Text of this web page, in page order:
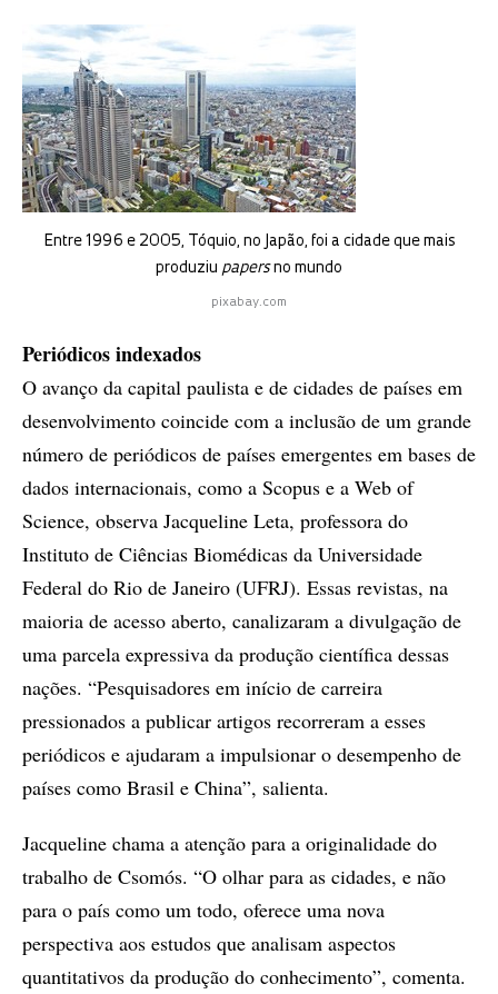
Entre 1996 e 2005, Tóquio, no Japão, foi a cidade que mais
produziu papersno mundo
pixabay.com
Periódicos indexados
O avanço da capital paulista e de cidades de países em
desenvolvimento coincide com a inclusão de um grande
número de periódicos de países emergentes em bases de
dados internacionais, como a Scopus e a Web of
Science, observa Jacqueline Leta, professora do
Instituto de Ciências Biomédicas da Universidade
Federal do Rio de Janeiro (UFRJ). Essas revistas, na
maioria de acesso aberto, canalizaram a divulgação de
uma parcela expressiva da produção científica dessas
nações. “Pesquisadores em início de carreira
pressionados a publicar artigos recorreram a esses
periódicos e ajudaram a impulsionar o desempenho de
países como Brasil e China”, salienta.
Jacqueline chama a atenção para a originalidade do
trabalho de Csomós. “O olhar para as cidades, e não
para o país como um todo, oferece uma nova
perspectiva aos estudos que analisam aspectos
quantitativos da produção do conhecimento”, comenta.